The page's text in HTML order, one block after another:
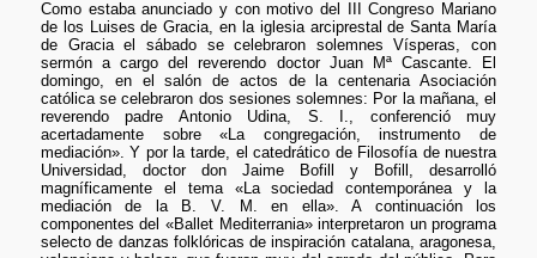
Como estaba anunciado y con motivo del III Congreso Mariano
de los Luises de Gracia, en la iglesia arciprestal de Santa María
de Gracia el sábado se celebraron solemnes Vísperas, con
sermón a cargo del reverendo doctor Juan Mª Cascante. El
domingo, en el salón de actos de la centenaria Asociación
católica se celebraron dos sesiones solemnes: Por la mañana, el
reverendo padre Antonio Udina, S. I., conferenció muy
acertadamente sobre «La congregación, instrumento de
mediación». Y por la tarde, el catedrático de Filosofía de nuestra
Universidad, doctor don Jaime Bofill y Bofill, desarrolló
magníficamente el tema «La sociedad contemporánea y la
mediación de la B. V. M. en ella». A continuación los
componentes del «Ballet Mediterrania» interpretaron un programa
selecto de danzas folklóricas de inspiración catalana, aragonesa,